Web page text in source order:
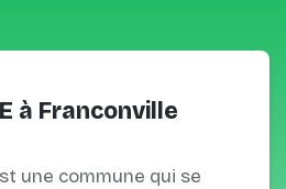
à Franconville
une commune qui se